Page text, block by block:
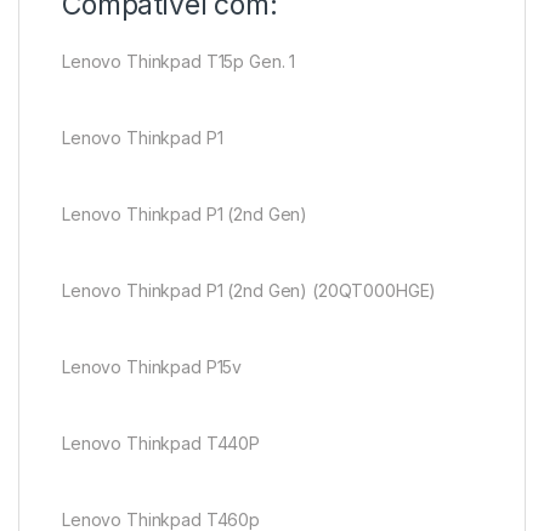
Lenovo Thinkpad T15p Gen. 1
Lenovo Thinkpad P1
Lenovo Thinkpad P1 (2nd Gen)
Lenovo Thinkpad P1 (2nd Gen) (20QT000HGE)
Lenovo Thinkpad P15v
Lenovo Thinkpad T440P
Lenovo Thinkpad T460p